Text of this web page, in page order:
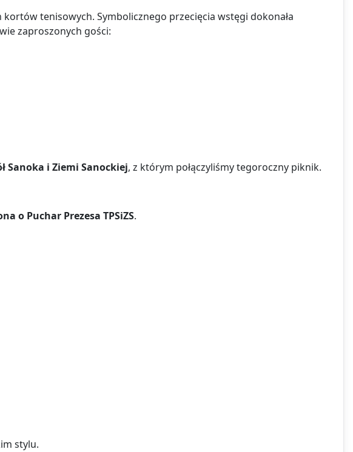
tenisowych. Symbolicznego przecięcia wstęgi dokonała
zaproszonych gości:
Sanoka i Ziemi Sanockiej, z którym połączyliśmy tegoroczny piknik.
o Puchar Prezesa TPSiZS.
stylu.